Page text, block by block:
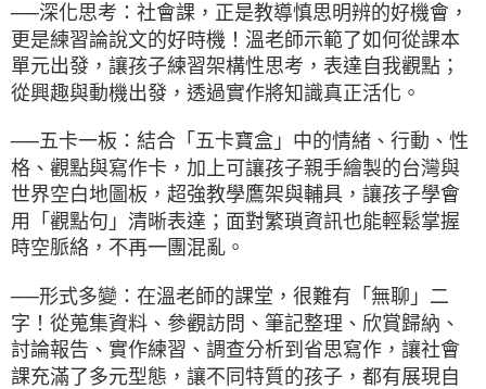
──深化思考：社會課，正是教導慎思明辨的好機會，
更是練習論說文的好時機！溫老師示範了如何從課本
單元出發，讓孩子練習架構性思考，表達自我觀點；
從興趣與動機出發，透過實作將知識真正活化。
──五卡一板：結合「五卡寶盒」中的情緒、行動、性
格、觀點與寫作卡，加上可讓孩子親手繪製的台灣與
世界空白地圖板，超強教學鷹架與輔具，讓孩子學會
用「觀點句」清晰表達；面對繁瑣資訊也能輕鬆掌握
時空脈絡，不再一團混亂。
──形式多變：在溫老師的課堂，很難有「無聊」二
字！從蒐集資料、參觀訪問、筆記整理、欣賞歸納、
討論報告、實作練習、調查分析到省思寫作，讓社會
課充滿了多元型態，讓不同特質的孩子，都有展現自